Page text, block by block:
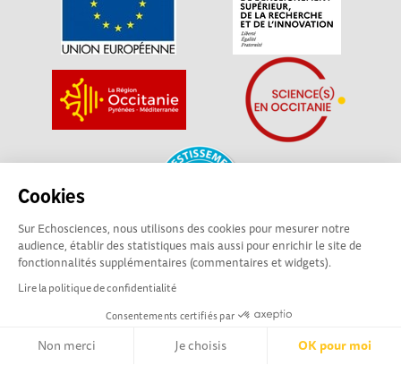
Cookies
Sur Echosciences, nous utilisons des cookies pour mesurer notre
audience, établir des statistiques mais aussi pour enrichir le site de
fonctionnalités supplémentaires (commentaires et widgets).
Lire la politique de confidentialité
Consentements certifiés par
Non merci Je choisis OK pour moi
La plateforme Science(s) en Occitanie est le média social des
amateurs de sciences et de technologies du territoire. Elle
est propulsée par Instant Science, avec la participation et le
soutien de nombreux acteurs locaux. Ce projet est cofinancé
par les Investissements d'avenir, la Région Occitanie et